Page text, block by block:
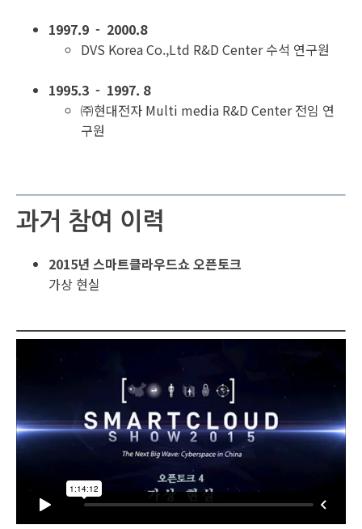
1997.9 - 2000.8
DVS Korea Co.,Ltd R&D Center 수석 연구원
1995.3 - 1997. 8
㈜현대전자 Multi media R&D Center 전임 연
구원
과거 참여 이력
2015년 스마트클라우드쇼 오픈토크
가상 현실